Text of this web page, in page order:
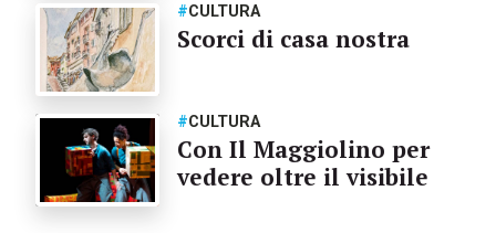
#CULTURA
Scorci di casa nostra
#CULTURA
Con Il Maggiolino per
vedere oltre il visibile